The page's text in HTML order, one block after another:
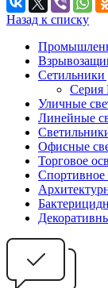
Назад к списку
Серия
Уличные
Линейные
Офисные
Торговое
Спортивное